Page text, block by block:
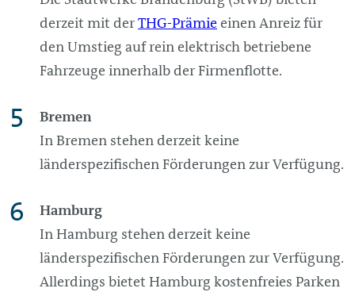
derzeit mit derTHG-Prämieeinen Anreiz für
den Umstieg auf rein elektrisch betriebene
Fahrzeuge innerhalb der Firmenflotte.
Bremen
In Bremen stehen derzeit keine
länderspezifischen Förderungen zur Verfügung.
Hamburg
In Hamburg stehen derzeit keine
länderspezifischen Förderungen zur Verfügung.
Allerdings bietet Hamburg kostenfreies Parken